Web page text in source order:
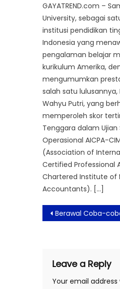
GAYATREND.com –
University, sebagai
institusi pendidikan
Indonesia yang
pengalaman belajar
kurikulum Amerika,
mengumumkan
salah satu lulusannya,
Wahyu Putri, yang
memperoleh skor
Tenggara dalam Ujian
Operasional AICPA-
(Association of
Certified Professional
Chartered Institute of
Accountants). […]
Post
navigation
Berawal Coba-coba, Brand Local Ini Punya Bath Bomb
Leave a Reply
Your email